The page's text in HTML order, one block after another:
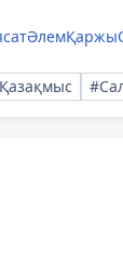
ӘлемҚаржы